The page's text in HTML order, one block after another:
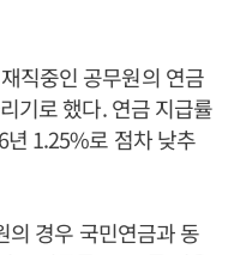
직중인 공무원의 연금
기로 했다. 연금 지급률
1.25%로 점차 낮추
의 경우 국민연금과 동